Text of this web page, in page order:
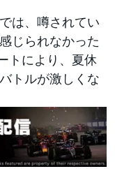
は、噂されてい
じられなかった
トにより、夏休
トルが激しくな